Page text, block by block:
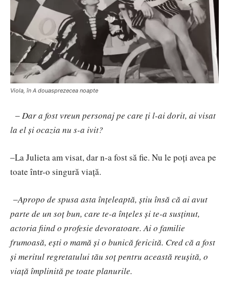
Viola, în A douasprezecea noapte
‒Dar a fost vreun personaj pe care ți l-ai dorit, ai visat
la el și ocazia nu s-a ivit?
‒La Julieta am visat, dar n-a fost să fie. Nu le poți avea pe
toate într-o singură viață.
‒Apropo de spusa asta înțeleaptă, știu însă că ai avut
parte de un soț bun, care te-a înțeles și te-a susținut,
actoria fiind o profesie devoratoare. Ai o familie
frumoasă, ești o mamă și o bunică fericită. Cred că a fost
și meritul regretatului tău soț pentru această reușită, o
viață împlinită pe toate planurile.